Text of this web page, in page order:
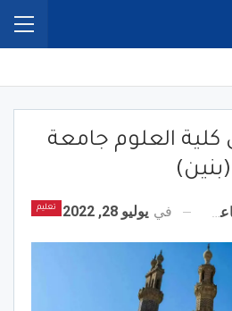
العلوم جامعة
تعليم في يوليو 28, 2022